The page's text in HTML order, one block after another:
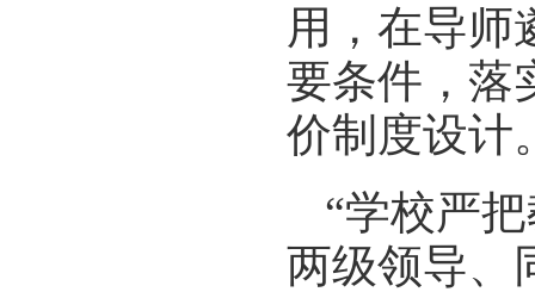
用，在导师
要条件，落
价制度设计
“学校严
两级领导、